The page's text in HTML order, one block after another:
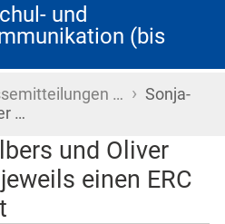
und
(bis
… › Sonja-
…
und Oliver
einen ERC